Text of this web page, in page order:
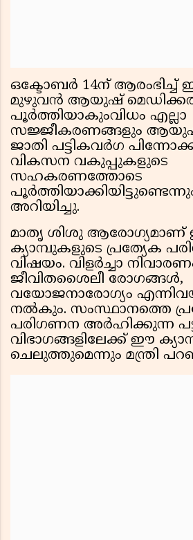
ഒക്ടോബര്‍ 14ന് ആരംഭിച്ച്
മുഴുവന്‍ ആയുഷ് മെഡിക്കല്‍
പൂര്‍ത്തിയാകുംവിധം എല്ലാ
സജ്ജീകരണങ്ങളും ആയുഷ്
ജാതി പട്ടികവര്‍ഗ
വികസന വകുപ്പുകളുടെ
സഹകരണത്തോടെ
പൂര്‍ത്തിയാക്കിയിട്ടുണ്ടെന്നും
അറിയിച്ചു.
മാതൃ ശിശു
ക്യാമ്പുകളുടെ പ്രത്യേക
വിഷയം. വിളര്‍ച്ചാ
ജീവിതശൈലീ രോഗങ്ങള്‍,
വയോജനാരോഗ്യം
നല്‍കും. സംസ്ഥാനത്തെ
പരിഗണന അര്‍ഹിക്കുന്ന
വിഭാഗങ്ങളിലേക്ക് ഈ
ചെലുത്തുമെന്നും മന്ത്രി